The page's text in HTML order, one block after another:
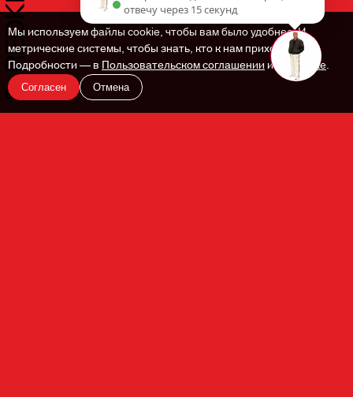
En
Мы используем файлы cookie, чтобы вам было удобнее. И
метрические системы, чтобы знать, кто к нам приходит.
Подробности — вПользовательском соглашениии Политике.
Согласен Отмена
отвечу через 15 секунд